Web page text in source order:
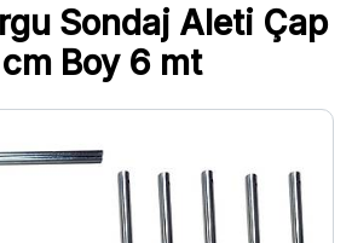
Sondaj Aleti Çap
cm Boy 6 mt